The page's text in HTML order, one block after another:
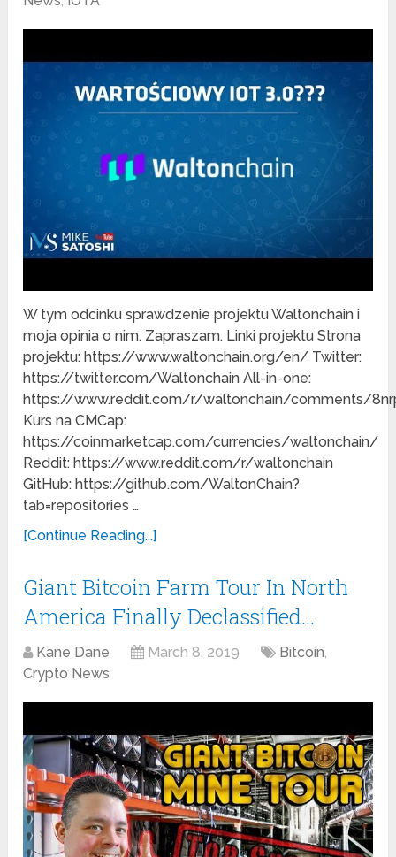
W tym odcinku sprawdzenie projektu Waltonchain i
moja opinia o nim. Zapraszam. Linki projektu Strona
projektu: https://www.waltonchain.org/en/ Twitter:
https://twitter.com/Waltonchain All-in-one:
https://www.reddit.com/r/waltonchain/comments/
Kurs na CMCap:
https://coinmarketcap.com/currencies/waltonchain/
Reddit: https://www.reddit.com/r/waltonchain
GitHub: https://github.com/WaltonChain?
tab=repositories …
[Continue Reading...]
Giant Bitcoin Farm Tour In North
America Finally Declassified…
Kane Dane March 8, 2019 Bitcoin,
Crypto News